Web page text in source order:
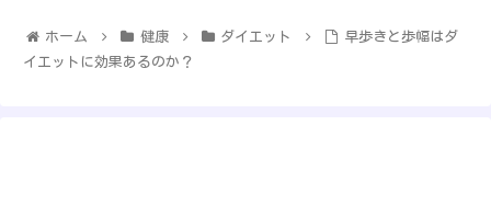
ホーム 健康 ダイエット
早歩きと歩幅はダ
イエットに効果あるのか？